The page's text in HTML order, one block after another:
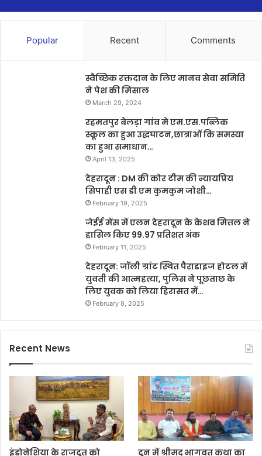
Popular Recent Comments
स्वैच्छिक रक्तदान के लिए मानव सेवा समिति
ने पेश की मिसाल
March 29, 2024
रहमतपुर बेलड़ा गांव मे एम.एस.पब्लिक
स्कूल का हुआ उद्धघाटन,छात्राओं कि समस्या
का हुआ समाधान…
April 13, 2025
देहरादून : DM की कोर टीम की न्यायप्रिय
सिपाही एस डी एम कुमकुम जोशी…
February 19, 2025
जेईई मेंस में एलन देहरादून के केशव मित्तल ने
हासिल किए 99.97 प्रतिशत अंक
February 11, 2025
देहरादून: जॉली ग्रांट स्थित पैराडाइज होटल में
युवती की आत्महत्या, पुलिस ने पूछताछ के
लिए युवक को लिया हिरासत में…
February 8, 2025
Recent News
इंडोनेशिया के राजदूत को
दून में श्रीमद् भागवत कथा का